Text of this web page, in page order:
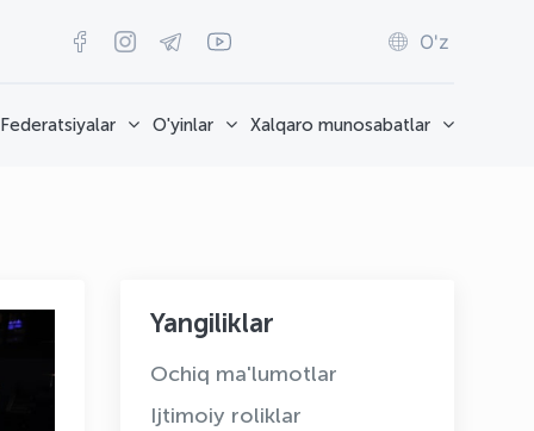
O'z
Federatsiyalar O'yinlar Xalqaro munosabatlar
Yangiliklar
Ochiq ma'lumotlar
Ijtimoiy roliklar